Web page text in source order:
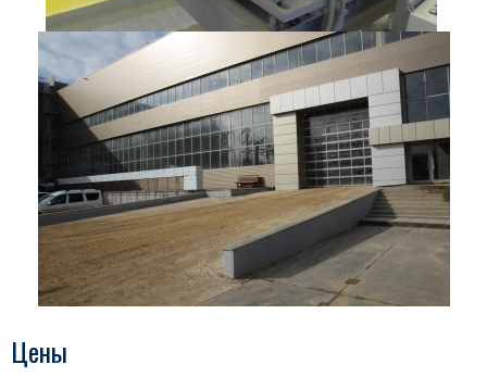
Гайки
Шпильки резьбовые
Поворотные заглушки
Фланцевые заглушки
Фланцы
Металлоконструкции
Пластиковые окна и двери
Навесы
Цены